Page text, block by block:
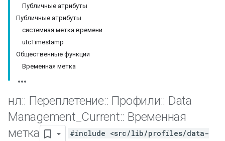
Публичные атрибуты
Публичные атрибуты
системная метка времени
utcTimestamp
Общественные функции
Временная метка
нл:: Переплетение:: Профили:: Data
Management Current:: Временная
метка
#include <src/lib/profiles/data-